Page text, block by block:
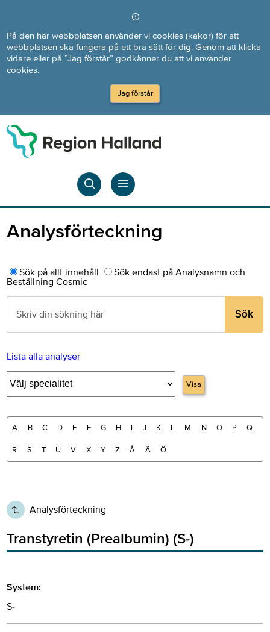
På den här webbplatsen använder vi cookies (kakor) för att
webbplatsen ska fungera på ett bra sätt för dig. Genom att klicka
vidare eller på ”Jag förstår” godkänner du att vi använder
cookies.
Jag förstår
Analysförteckning
Sök på allt innehåll
Sök endast på Analysnamn och
Beställning Cosmic
Sök
Lista alla analyser
Visa
A B C D E F G H I J K L M N O P Q
R S T U V X Y Z Å Ä Ö
Analysförteckning
Transtyretin (Prealbumin) (S-)
System:
S-